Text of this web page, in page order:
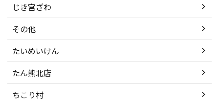
じき宮ざわ
その他
たいめいけん
たん熊北店
ちこり村